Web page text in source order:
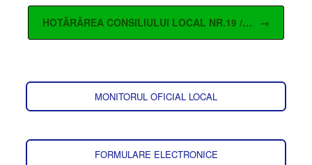
HOTĂRÂREA CONSILIULUI LOCAL NR.19 /… →
MONITORUL OFICIAL LOCAL
FORMULARE ELECTRONICE